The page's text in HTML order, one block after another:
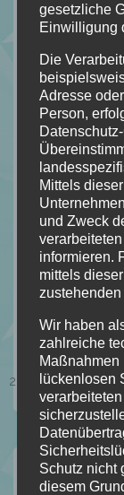
tatsächlich
nichtverdienen
Wir müssen sie
Für uns.
#BREAK
#THINGSITHINK
Kategorie:
2
Ähnliche
gesetzliche
Einwilligung
Die
Adresse
Person,
Mittels
und Zweck
informieren.
mittels
Wir haben
zahlreiche
Maßnahmen
lückenlosen
Schutz nicht
diesem